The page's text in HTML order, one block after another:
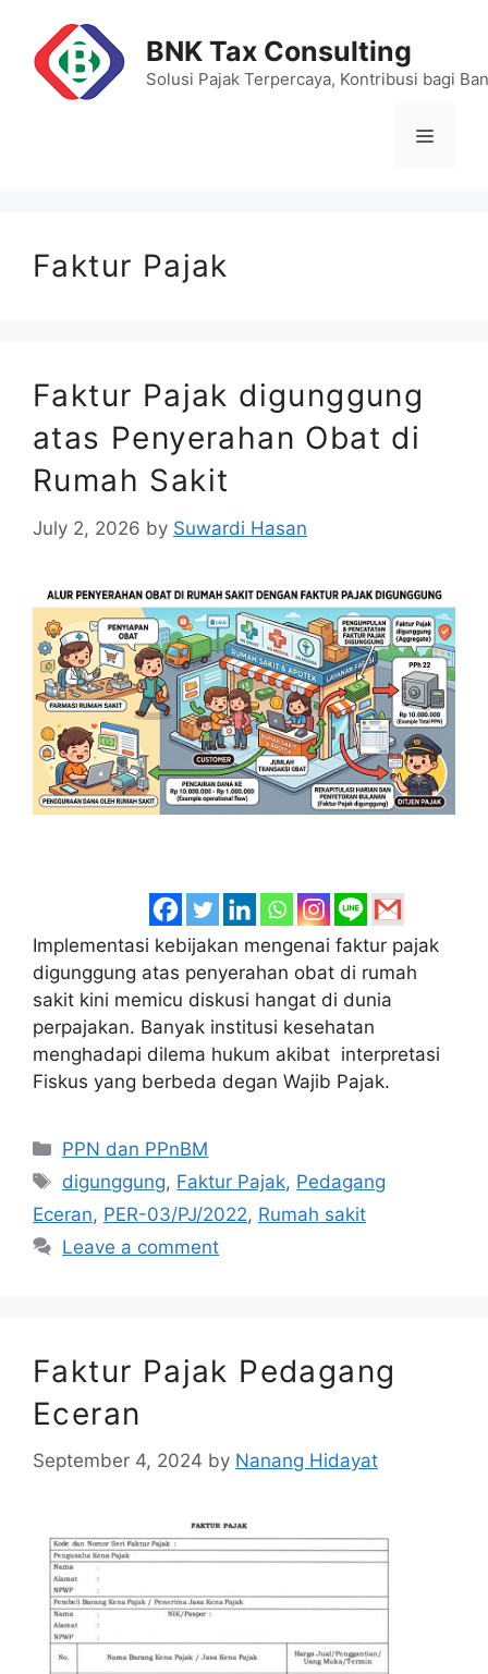
content
BNK Tax Consulting
Solusi Pajak Terpercaya, Kontribusi bagi
Menu
Faktur Pajak
Faktur Pajak digunggung
atas Penyerahan Obat di
Rumah Sakit
July 2, 2026 by Suwardi Hasan
Implementasi kebijakan mengenai faktur pajak
digunggung atas penyerahan obat di rumah
sakit kini memicu diskusi hangat di dunia
perpajakan. Banyak institusi kesehatan
menghadapi dilema hukum akibat interpretasi
Fiskus yang berbeda degan Wajib Pajak.
Categories
PPN dan PPnBM
Tags
digunggung, Faktur Pajak, Pedagang
Eceran, PER-03/PJ/2022, Rumah sakit
Leave a comment
Faktur Pajak Pedagang
Eceran
September 4, 2024 by Nanang Hidayat